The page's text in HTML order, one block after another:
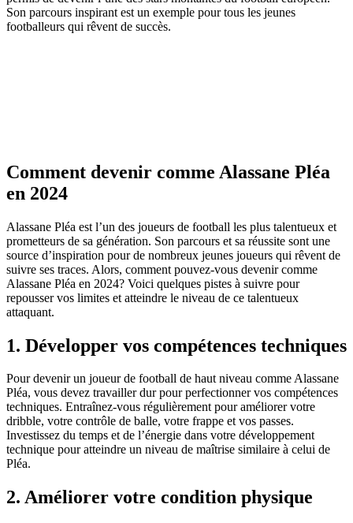
Son parcours inspirant est un exemple pour tous les jeunes
footballeurs qui rêvent de succès.
Comment devenir comme Alassane Pléa
en 2024
Alassane Pléa est l’un des joueurs de football les plus talentueux et
prometteurs de sa génération. Son parcours et sa réussite sont une
source d’inspiration pour de nombreux jeunes joueurs qui rêvent de
suivre ses traces. Alors, comment pouvez-vous devenir comme
Alassane Pléa en 2024? Voici quelques pistes à suivre pour
repousser vos limites et atteindre le niveau de ce talentueux
attaquant.
1. Développer vos compétences techniques
Pour devenir un joueur de football de haut niveau comme Alassane
Pléa, vous devez travailler dur pour perfectionner vos compétences
techniques. Entraînez-vous régulièrement pour améliorer votre
dribble, votre contrôle de balle, votre frappe et vos passes.
Investissez du temps et de l’énergie dans votre développement
technique pour atteindre un niveau de maîtrise similaire à celui de
Pléa.
2. Améliorer votre condition physique